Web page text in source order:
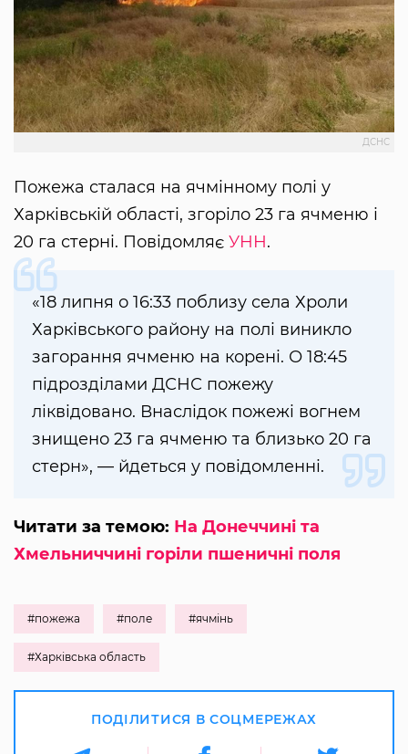
ДСНС
Пожежа сталася на ячмінному полі у
Харківській області, згоріло 23 га ячменю і
20 га стерні. Повідомляє УНН.
«18 липня о 16:33 поблизу села Хроли
Харківського району на полі виникло
загорання ячменю на корені. О 18:45
підрозділами ДСНС пожежу
ліквідовано. Внаслідок пожежі вогнем
знищено 23 га ячменю та близько 20 га
стерн», — йдеться у повідомленні.
Читати за темою: На Донеччині та
Хмельниччині горіли пшеничні поля
#пожежа #поле #ячмінь
#Харківська область
ПОДІЛИТИСЯ В СОЦМЕРЕЖАХ